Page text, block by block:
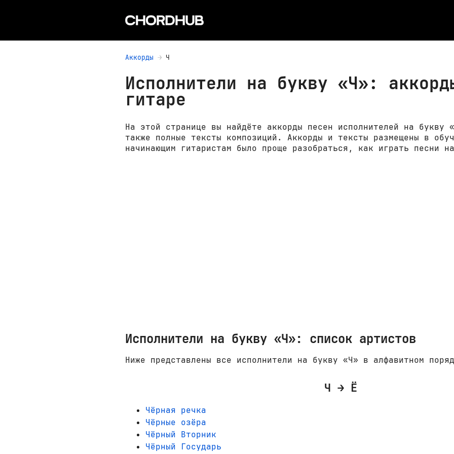
Аккорды Ч
Исполнители на букву «Ч»:
гитаре
На этой странице вы найдёте аккорды песен исполнителей на букву
также полные тексты композиций. Аккорды и тексты размещены в
начинающим гитаристам было проще разобраться, как играть песни
Исполнители на букву «Ч»: список артистов
Ниже представлены все исполнители на букву «Ч» в алфавитном
Ч → Ё
Чёрная речка
Чёрные озёра
Чёрный Вторник
Чёрный Государь